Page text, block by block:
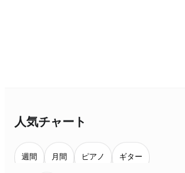
人気チャート
週間 月間 ピアノ ギター